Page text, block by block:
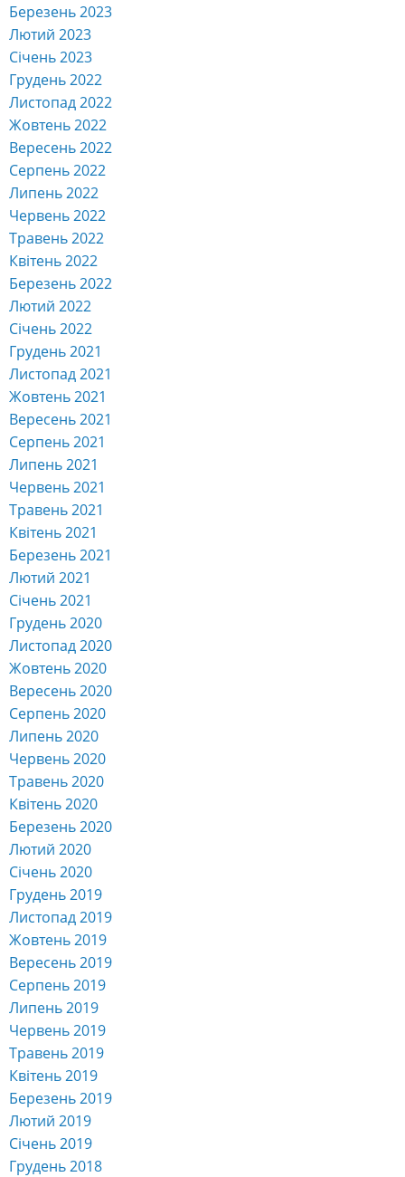
Березень 2023
Лютий 2023
Січень 2023
Грудень 2022
Листопад 2022
Жовтень 2022
Вересень 2022
Серпень 2022
Липень 2022
Червень 2022
Травень 2022
Квітень 2022
Березень 2022
Лютий 2022
Січень 2022
Грудень 2021
Листопад 2021
Жовтень 2021
Вересень 2021
Серпень 2021
Липень 2021
Червень 2021
Травень 2021
Квітень 2021
Березень 2021
Лютий 2021
Січень 2021
Грудень 2020
Листопад 2020
Жовтень 2020
Вересень 2020
Серпень 2020
Липень 2020
Червень 2020
Травень 2020
Квітень 2020
Березень 2020
Лютий 2020
Січень 2020
Грудень 2019
Листопад 2019
Жовтень 2019
Вересень 2019
Серпень 2019
Липень 2019
Червень 2019
Травень 2019
Квітень 2019
Березень 2019
Лютий 2019
Січень 2019
Грудень 2018